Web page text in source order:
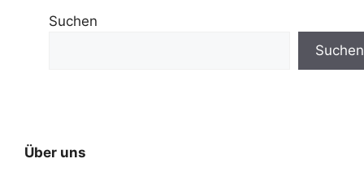
Suchen
Suchen
Über uns